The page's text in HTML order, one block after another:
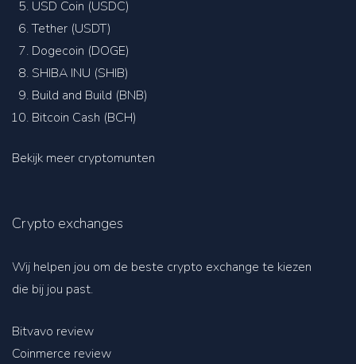
USD Coin (USDC)
Tether (USDT)
Dogecoin (DOGE)
SHIBA INU (SHIB)
Build and Build (BNB)
Bitcoin Cash (BCH)
Bekijk meer cryptomunten
Crypto exchanges
Wij helpen jou om de beste crypto exchange te kiezen
die bij jou past.
Bitvavo review
Coinmerce review